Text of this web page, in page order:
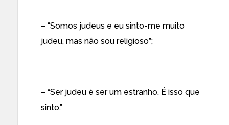
– “Somos judeus e eu sinto-me muito
judeu, mas não sou religioso”;
– “Ser judeu é ser um estranho. É isso que
sinto.”